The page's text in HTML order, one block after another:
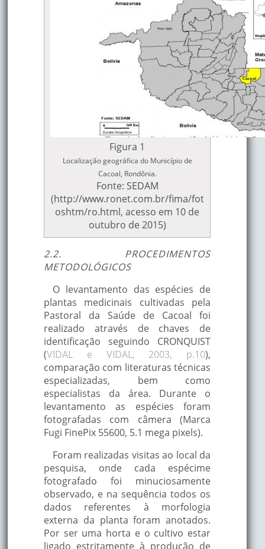
Figura 1
Localização geográfica do Município de
Cacoal, Rondônia.
Fonte: SEDAM
(http://www.ronet.com.br/fima/fot
oshtm/ro.html, acesso em 10 de
outubro de 2015)
2.2. PROCEDIMENTOS
METODOLÓGICOS
O levantamento das espécies de
plantas medicinais cultivadas pela
Pastoral da Saúde de Cacoal foi
realizado através de chaves de
identificação seguindo CRONQUIST
(VIDAL e VIDAL, 2003, p.10),
comparação com literaturas técnicas
especializadas, bem como
especialistas da área. Durante o
levantamento as espécies foram
fotografadas com câmera (Marca
Fugi FinePix 55600, 5.1 mega pixels).
Foram realizadas visitas ao local da
pesquisa, onde cada espécime
fotografado foi minuciosamente
observado, e na sequência todos os
dados referentes à morfologia
externa da planta foram anotados.
Por ser uma horta e o cultivo estar
ligado estritamente à produção de